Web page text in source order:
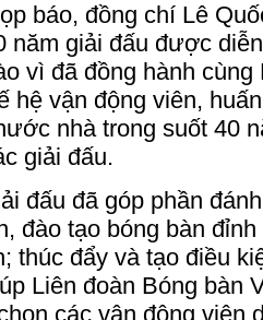
báo, đồng chí Lê
năm giải đấu được
vì đã đồng hành cùng
hệ vận động viên,
nhà trong suốt 40
giải đấu.
đấu đã góp phần
đào tạo bóng bàn
thúc đẩy và tạo điều
Liên đoàn Bóng bàn
các vận động viên